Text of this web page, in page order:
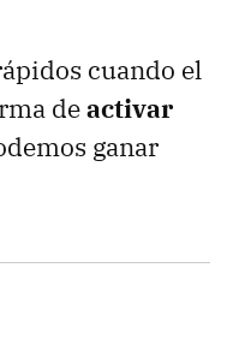
cuando el
deactivar
ganar